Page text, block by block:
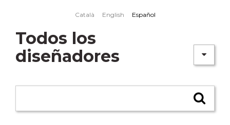
Català
English Español
Todos los
diseñadores